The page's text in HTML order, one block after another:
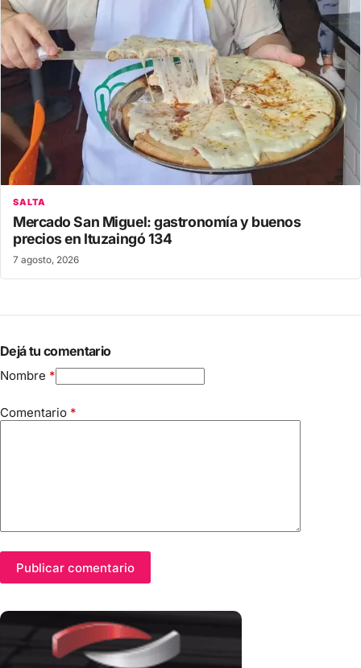
SALTA
Mercado San Miguel: gastronomía y buenos
precios en Ituzaingó 134
7 agosto, 2026
Dejá tu comentario
Nombre *
Comentario *
Publicar comentario